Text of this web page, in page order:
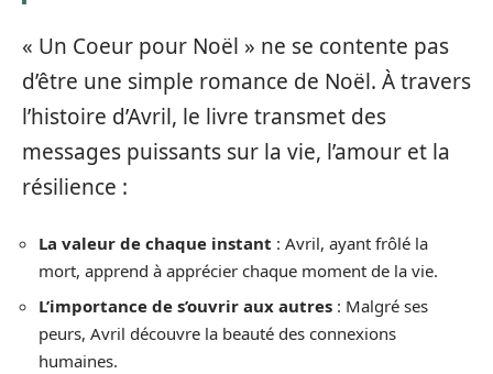
« Un Coeur pour Noël » ne se contente pas
d’être une simple romance de Noël. À travers
l’histoire d’Avril, le livre transmet des
messages puissants sur la vie, l’amour et la
résilience :
La valeur de chaque instant : Avril, ayant frôlé la
mort, apprend à apprécier chaque moment de la vie.
L’importance de s’ouvrir aux autres : Malgré ses
peurs, Avril découvre la beauté des connexions
humaines.